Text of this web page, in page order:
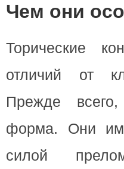
Чем они
Торические
отличий от
Прежде
форма. Они
силой